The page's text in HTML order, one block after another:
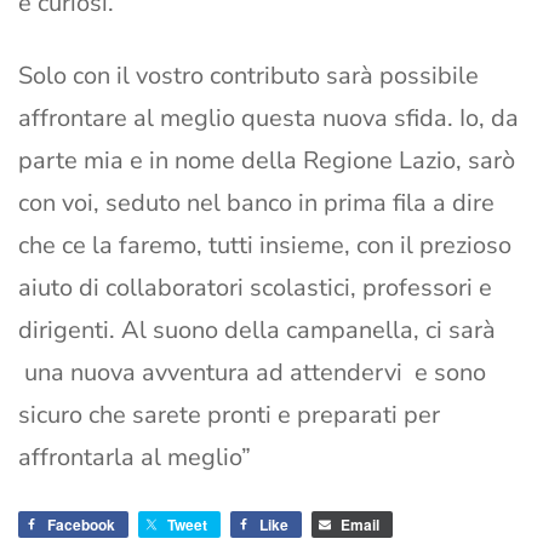
Solo con il vostro contributo sarà possibile
affrontare al meglio questa nuova sfida. Io, da
parte mia e in nome della Regione Lazio, sarò
con voi, seduto nel banco in prima fila a dire
che ce la faremo, tutti insieme, con il prezioso
aiuto di collaboratori scolastici, professori e
dirigenti. Al suono della campanella, ci sarà
una nuova avventura ad attendervi e sono
sicuro che sarete pronti e preparati per
affrontarla al meglio”
Facebook Tweet Like Email